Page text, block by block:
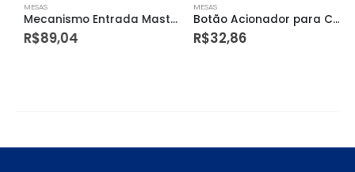
MESAS
Mecanismo Entrada Master Flux Pro Censi
R$89,04
MESAS
Botão Acionador para Caixa de Descarga 9580-1 Censi
R$32,86